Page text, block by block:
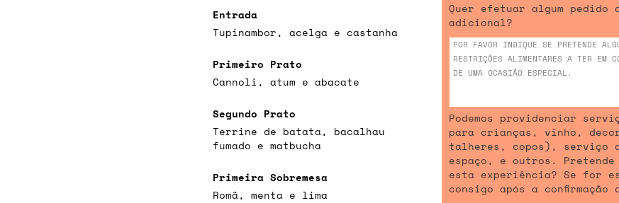
Entrada
Tupinambor, acelga e castanha
Primeiro Prato
Cannoli, atum e abacate
Segundo Prato
Terrine de batata, bacalhau
fumado e matbucha
Primeira Sobremesa
Romã, menta e lima
Quer efetuar algum pedido
adicional?
Podemos providenciar
para crianças, vinho,
talheres, copos), serviço
espaço, e outros. Pretende
esta experiência? Se for
consigo após a confirmação